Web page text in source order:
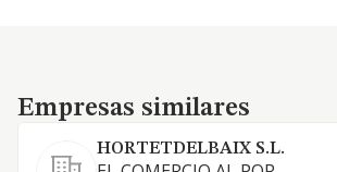
Empresas similares
Empresas similares
HORTETDELBAIX S.L.